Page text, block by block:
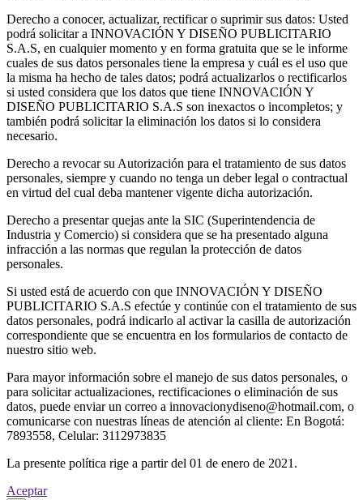
Derecho a conocer, actualizar, rectificar o suprimir sus datos: Usted
podrá solicitar a INNOVACIÓN Y DISEÑO PUBLICITARIO
S.A.S, en cualquier momento y en forma gratuita que se le informe
cuales de sus datos personales tiene la empresa y cuál es el uso que
la misma ha hecho de tales datos; podrá actualizarlos o rectificarlos
si usted considera que los datos que tiene INNOVACIÓN Y
DISEÑO PUBLICITARIO S.A.S son inexactos o incompletos; y
también podrá solicitar la eliminación los datos si lo considera
necesario.
Derecho a revocar su Autorización para el tratamiento de sus datos
personales, siempre y cuando no tenga un deber legal o contractual
en virtud del cual deba mantener vigente dicha autorización.
Derecho a presentar quejas ante la SIC (Superintendencia de
Industria y Comercio) si considera que se ha presentado alguna
infracción a las normas que regulan la protección de datos
personales.
Si usted está de acuerdo con que INNOVACIÓN Y DISEÑO
PUBLICITARIO S.A.S efectúe y continúe con el tratamiento de sus
datos personales, podrá indicarlo al activar la casilla de autorización
correspondiente que se encuentra en los formularios de contacto de
nuestro sitio web.
Para mayor información sobre el manejo de sus datos personales, o
para solicitar actualizaciones, rectificaciones o eliminación de sus
datos, puede enviar un correo a innovacionydiseno@hotmail.com, o
comunicarse con nuestras líneas de atención al cliente: En Bogotá:
7893558, Celular: 3112973835
La presente política rige a partir del 01 de enero de 2021.
Aceptar